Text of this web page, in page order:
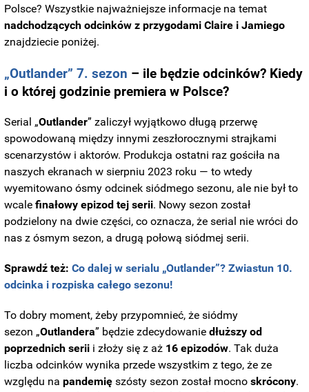
Polsce? Wszystkie najważniejsze informacje na temat
nadchodzących odcinków z przygodami Claire i Jamiego
znajdziecie poniżej.
„Outlander” 7. sezon – ile będzie odcinków? Kiedy
i o której godzinie premiera w Polsce?
Serial „Outlander” zaliczył wyjątkowo długą przerwę
spowodowaną między innymi zeszłorocznymi strajkami
scenarzystów i aktorów. Produkcja ostatni raz gościła na
naszych ekranach w sierpniu 2023 roku — to wtedy
wyemitowano ósmy odcinek siódmego sezonu, ale nie był to
wcalefinałowy epizod tej serii. Nowy sezon został
podzielony na dwie części, co oznacza, że serial nie wróci do
nas z ósmym sezon, a drugą połową siódmej serii.
Sprawdź też:Co dalej w serialu „Outlander”? Zwiastun 10.
odcinka i rozpiska całego sezonu!
To dobry moment, żeby przypomnieć, że siódmy
sezon „Outlandera” będzie zdecydowaniedłuższy od
poprzednich serii i złoży się z aż 16 epizodów. Tak duża
liczba odcinków wynika przede wszystkim z tego, że ze
względu napandemięszósty sezon został mocno skrócony.